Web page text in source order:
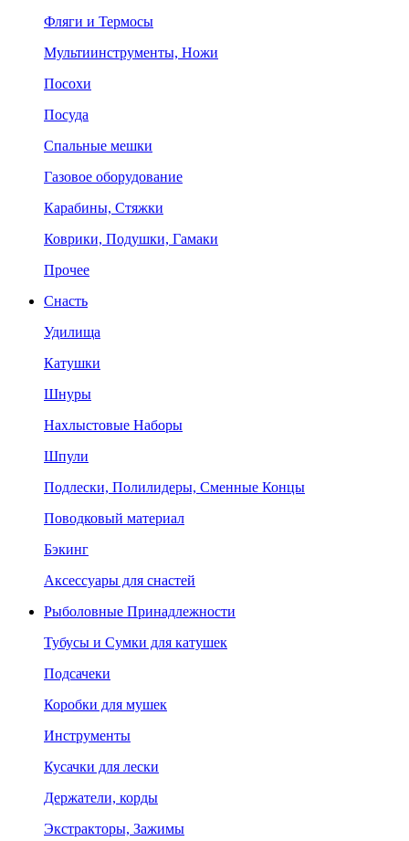
Фляги и Термосы
Мультиинструменты, Ножи
Посохи
Посуда
Спальные мешки
Газовое оборудование
Карабины, Стяжки
Коврики, Подушки, Гамаки
Прочее
Снасть
Удилища
Катушки
Шнуры
Нахлыстовые Наборы
Шпули
Подлески, Полилидеры, Сменные Концы
Поводковый материал
Бэкинг
Аксессуары для снастей
Рыболовные Принадлежности
Тубусы и Сумки для катушек
Подсачеки
Коробки для мушек
Инструменты
Кусачки для лески
Держатели, корды
Экстракторы, Зажимы